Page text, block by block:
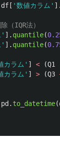
df [ '数値カラム ' ].
' ]. quantile(
' ]. quantile(
カラム ' ] < (Q1
カラム ' ] > (Q3
pd . to_datetime(